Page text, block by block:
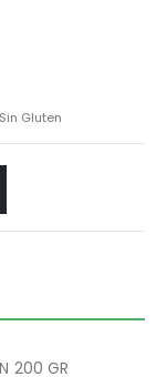
Sin Gluten
200 GR